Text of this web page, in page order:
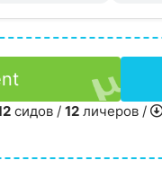
сидов / 12личеров /